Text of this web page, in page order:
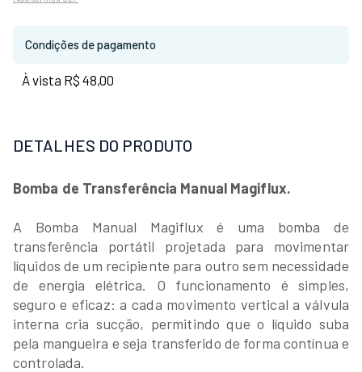
Condições de pagamento
À vista R$ 48,00
DETALHES DO PRODUTO
Bomba de Transferência Manual Magiflux.
A Bomba Manual Magiflux é uma bomba de
transferência portátil projetada para movimentar
líquidos de um recipiente para outro sem necessidade
de energia elétrica. O funcionamento é simples,
seguro e eficaz: a cada movimento vertical a válvula
interna cria sucção, permitindo que o líquido suba
pela mangueira e seja transferido de forma contínua e
controlada.